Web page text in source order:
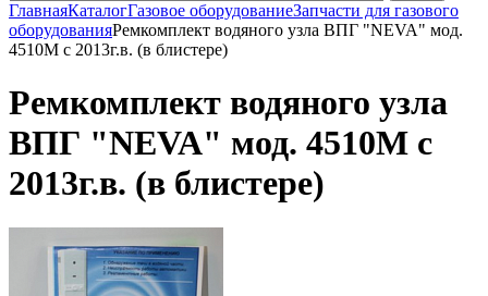
ГлавнаяКаталогГазовое оборудованиеЗапчасти для газового
оборудованияРемкомплект водяного узла ВПГ "NEVA" мод.
4510М с 2013г.в. (в блистере)
Ремкомплект водяного узла
ВПГ "NEVA" мод. 4510М с
2013г.в. (в блистере)